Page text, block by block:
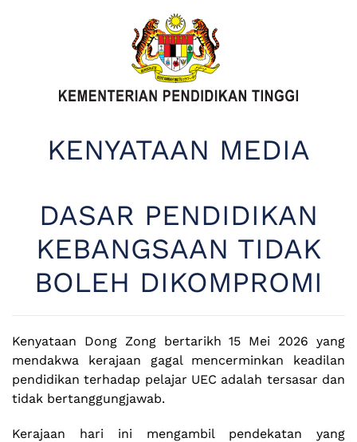
KENYATAAN MEDIA
DASAR PENDIDIKAN
KEBANGSAAN TIDAK
BOLEH DIKOMPROMI
Kenyataan Dong Zong bertarikh 15 Mei 2026 yang
mendakwa kerajaan gagal mencerminkan keadilan
pendidikan terhadap pelajar UEC adalah tersasar dan
tidak bertanggungjawab.
Kerajaan hari ini mengambil pendekatan yang